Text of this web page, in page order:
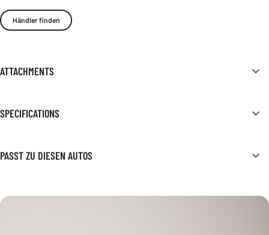
Händler finden
ATTACHMENTS
SPECIFICATIONS
PASST ZU DIESEN AUTOS